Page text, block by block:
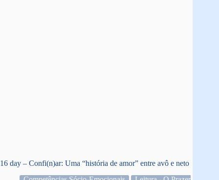
16 day – Confi(n)ar: Uma “história de amor” entre avô e neto